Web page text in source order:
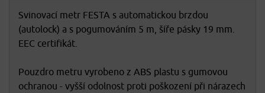
Svinovací metr FESTA s automatickou brzdou
(autolock) a s pogumováním 5 m, šíře pásky 19 mm.
EEC certifikát.
Pouzdro metru vyrobeno z ABS plastu s gumovou
ochranou - vyšší odolnost proti poškození při nárazech